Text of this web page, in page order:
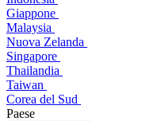
Giappone
Malaysia
Nuova Zelanda
Singapore
Thailandia
Taiwan
Corea del Sud
Paese